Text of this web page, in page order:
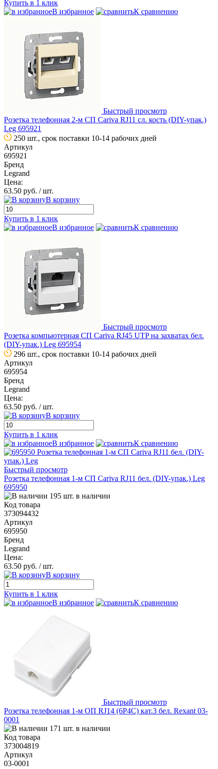
Купить в 1 клик
В избранное
К сравнению
Быстрый просмотр
Розетка телефонная 2-м СП Cariva RJ11 сл. кость (DIY-упак.)
Leg 695921
250 шт., срок поставки 10-14 рабочих дней
Артикул
695921
Бренд
Legrand
Цена:
63.50 руб. / шт.
В корзину
Купить в 1 клик
В избранное
К сравнению
Быстрый просмотр
Розетка компьютерная СП Cariva RJ45 UTP на захватах бел.
(DIY-упак.) Leg 695954
296 шт., срок поставки 10-14 рабочих дней
Артикул
695954
Бренд
Legrand
Цена:
63.50 руб. / шт.
В корзину
Купить в 1 клик
В избранное
К сравнению
Быстрый просмотр
Розетка телефонная 1-м СП Cariva RJ11 бел. (DIY-упак.) Leg
695950
195 шт. в наличии
Код товара
373094432
Артикул
695950
Бренд
Legrand
Цена:
63.50 руб. / шт.
В корзину
Купить в 1 клик
В избранное
К сравнению
Быстрый просмотр
Розетка телефонная 1-м ОП RJ14 (6P4C) кат.3 бел. Rexant 03-
0001
171 шт. в наличии
Код товара
373004819
Артикул
03-0001